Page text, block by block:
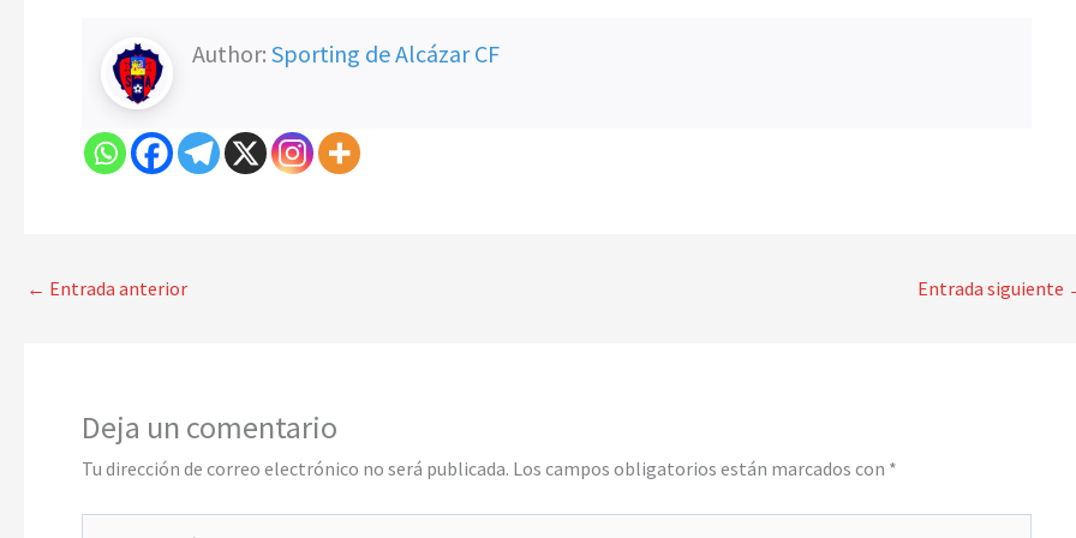
Author: Sporting de Alcázar CF
← Entrada anterior Entrada siguiente
Deja un comentario
Tu dirección de correo electrónico no será publicada. Los campos obligatorios están marcados con *